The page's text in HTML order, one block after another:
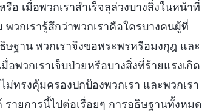
อ เมื่อพวกเราสำเร็จลุล่วงบางสิ่งในหน้าที่
พวกเรารู้สึกว่าพวกเราคือใครบางคนผู้ที่
ษฐาน พวกเราจึงขอพระพรหรือมงกุฎ และ
อพวกเราเจ็บป่วยหรือบางสิ่งที่ร้ายแรงเกิด
ทรงคุ้มครองปกป้องพวกเรา และพวกเรา
ายการนี้ไปต่อเรื่อยๆ การอธิษฐานทั้งหมด